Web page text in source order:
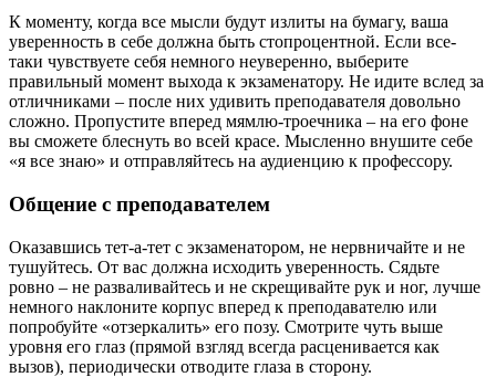
К моменту, когда все мысли будут излиты на бумагу, ваша
уверенность в себе должна быть стопроцентной. Если все-
таки чувствуете себя немного неуверенно, выберите
правильный момент выхода к экзаменатору. Не идите вслед за
отличниками – после них удивить преподавателя довольно
сложно. Пропустите вперед мямлю-троечника – на его фоне
вы сможете блеснуть во всей красе. Мысленно внушите себе
«я все знаю» и отправляйтесь на аудиенцию к профессору.
Общение с преподавателем
Оказавшись тет-а-тет с экзаменатором, не нервничайте и не
тушуйтесь. От вас должна исходить уверенность. Сядьте
ровно – не разваливайтесь и не скрещивайте рук и ног, лучше
немного наклоните корпус вперед к преподавателю или
попробуйте «отзеркалить» его позу. Смотрите чуть выше
уровня его глаз (прямой взгляд всегда расценивается как
вызов), периодически отводите глаза в сторону.